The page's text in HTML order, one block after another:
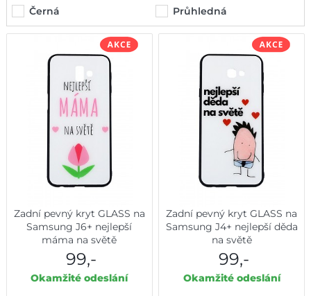
Černá
Průhledná
Zadní pevný kryt GLASS na
Samsung J6+ nejlepší
máma na světě
99,-
Okamžité odeslání
Zadní pevný kryt GLASS na
Samsung J4+ nejlepší děda
na světě
99,-
Okamžité odeslání